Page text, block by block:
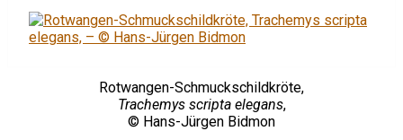
Rotwangen-Schmuckschildkröte,
Trachemys scripta elegans,
© Hans-Jürgen Bidmon